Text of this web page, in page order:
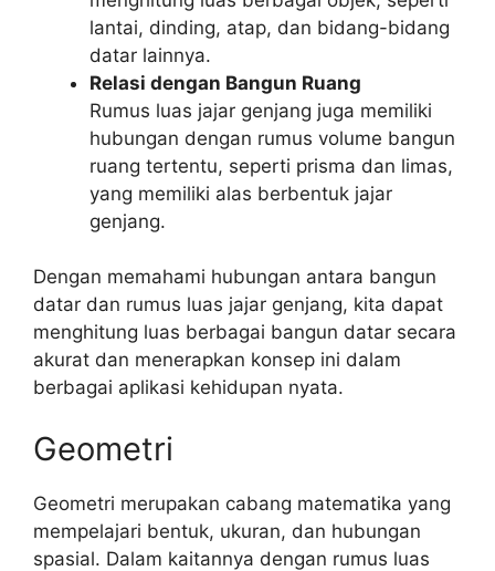
lantai, dinding, atap, dan bidang-bidang
datar lainnya.
Relasi dengan Bangun Ruang
Rumus luas jajar genjang juga memiliki
hubungan dengan rumus volume bangun
ruang tertentu, seperti prisma dan limas,
yang memiliki alas berbentuk jajar
genjang.
Dengan memahami hubungan antara bangun
datar dan rumus luas jajar genjang, kita dapat
menghitung luas berbagai bangun datar secara
akurat dan menerapkan konsep ini dalam
berbagai aplikasi kehidupan nyata.
Geometri
Geometri merupakan cabang matematika yang
mempelajari bentuk, ukuran, dan hubungan
spasial. Dalam kaitannya dengan rumus luas